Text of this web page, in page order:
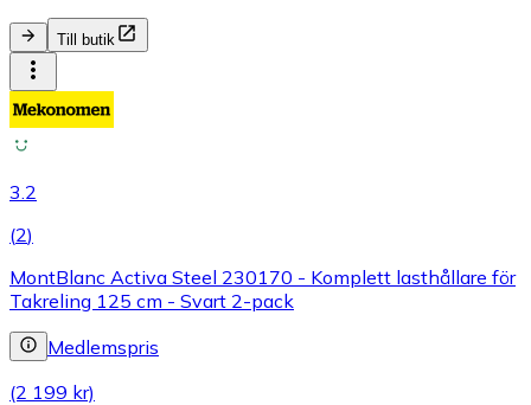
Till butik
3.2
(2)
MontBlanc Activa Steel 230170 - Komplett lasthållare för
Takreling 125 cm - Svart 2-pack
Medlemspris
(2 199 kr)